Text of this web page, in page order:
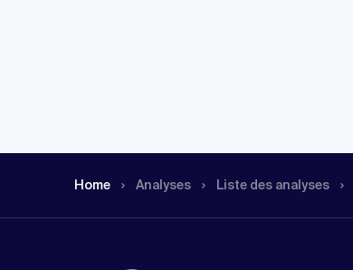
Home Analyses Liste des analyses